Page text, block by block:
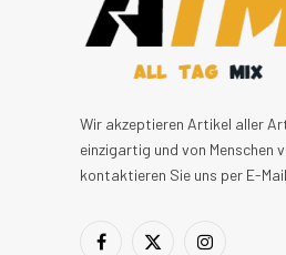
Wir akzeptieren Artikel aller
einzigartig und von Menschen
kontaktieren Sie uns per E-
Facebook
X Instagram